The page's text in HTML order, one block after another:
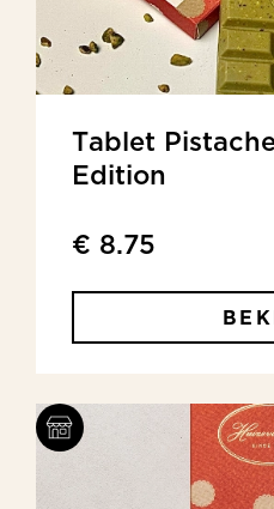
Tablet
Edition
€ 8.75